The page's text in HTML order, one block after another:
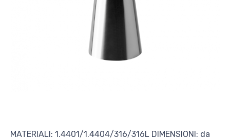
MATERIALI: 1.4401/1.4404/316/316L DIMENSIONI: da